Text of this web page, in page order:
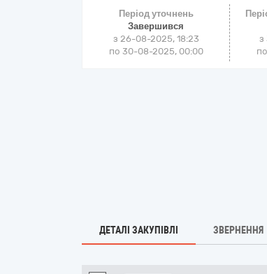
Період уточнень
Завершився
з 26-08-2025, 18:23
по 30-08-2025, 00:00
з
ДЕТАЛІ ЗАКУПІВЛІ ЗВЕРНЕННЯ